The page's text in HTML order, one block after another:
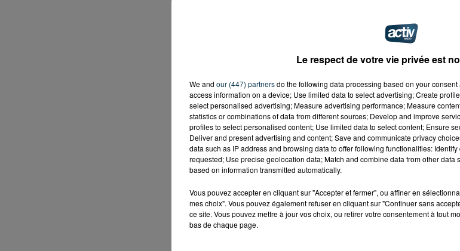
Le respect de votre vie privée est
We and our (447) partnersdo the following data processing based on your
access information on a device; Use limited data to select advertising; Create
select personalised advertising; Measure advertising performance; Measure
statistics or combinations of data from different sources; Develop and improve
profiles to select personalised content; Use limited data to select content; Ensure
Deliver and present advertising and content; Save and communicate privacy
data such as IP address and browsing data to offer following functionalities:
requested; Use precise geolocation data; Match and combine data from other data
based on information transmitted automatically.
Vous pouvez accepter en cliquant sur "Accepter et fermer", ou affiner en
mes choix". Vous pouvez également refuser en cliquant sur "Continuer sans
ce site. Vous pouvez mettre à jour vos choix, ou retirer votre consentement à tout
bas de chaque page.